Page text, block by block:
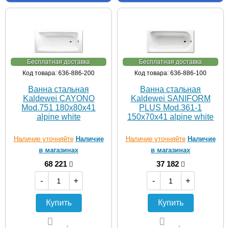
Бесплатная доставка
Код товара: 636-886-200
Ванна стальная
Kaldewei CAYONO
Mod.751 180х80х41
alpine white
Наличие уточняйте Наличие
в магазинах
68 221
-
+
Купить
Бесплатная доставка
Код товара: 636-886-100
Ванна стальная
Kaldewei SANIFORM
PLUS Mod.361-1
150х70х41 alpine white
Наличие уточняйте Наличие
в магазинах
37 182
-
+
Купить